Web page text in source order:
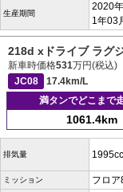
生産期間
2020
1年03
218d xドライブ ラグ
新車時価格531万円(税込)
JC08
17.4km/L
満タンでどこまで
1061.4km
排気量 1995cc
ミッション フロア